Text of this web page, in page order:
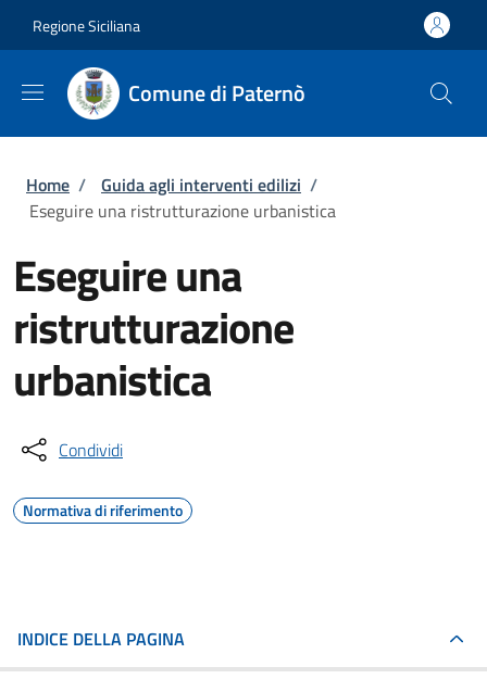
Regione Siciliana
Comune di Paternò
Briciole di pane
Home / Guida agli interventi edilizi /
Eseguire una ristrutturazione urbanistica
Eseguire una
ristrutturazione
urbanistica
Condividi
Normativa di riferimento
INDICE DELLA PAGINA